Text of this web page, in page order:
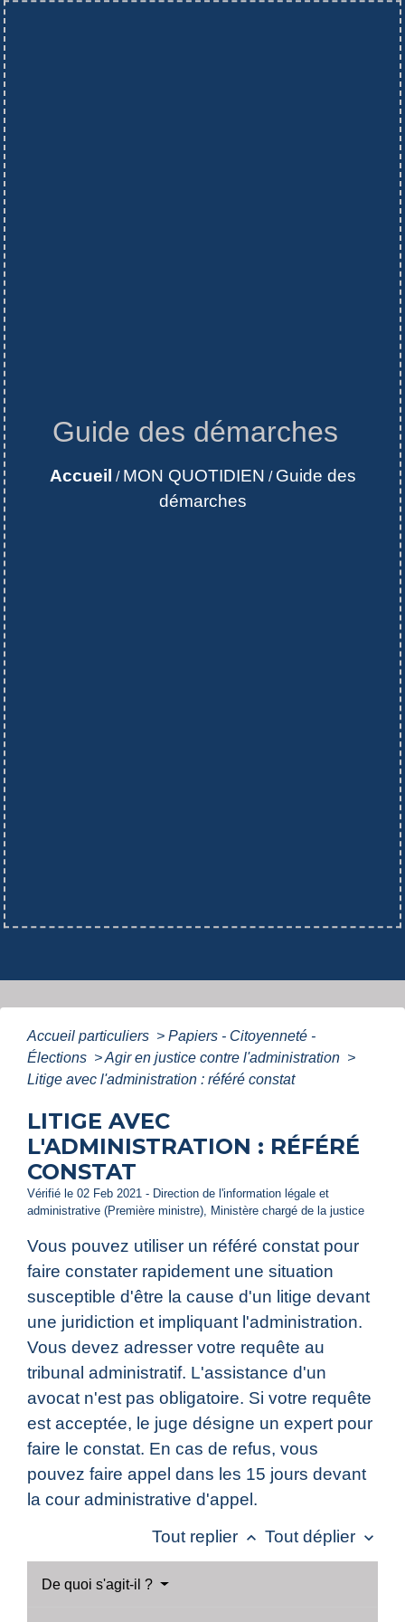
Guide des démarches
Accueil / MON QUOTIDIEN / Guide des
démarches
Accueil particuliers > Papiers - Citoyenneté -
Élections >Agir en justice contre l'administration >
Litige avec l'administration : référé constat
LITIGE AVEC
L'ADMINISTRATION : RÉFÉRÉ
CONSTAT
Vérifié le 02 Feb 2021 - Direction de l'information légale et
administrative (Première ministre), Ministère chargé de la justice
Vous pouvez utiliser un référé constat pour
faire constater rapidement une situation
susceptible d'être la cause d'un litige devant
une juridiction et impliquant l'administration.
Vous devez adresser votre requête au
tribunal administratif. L'assistance d'un
avocat n'est pas obligatoire. Si votre requête
est acceptée, le juge désigne un expert pour
faire le constat. En cas de refus, vous
pouvez faire appel dans les 15 jours devant
la cour administrative d'appel.
Tout replier keyboard_arrow_up Tout déplier keyboard_arrow_down
De quoi s'agit-il ?